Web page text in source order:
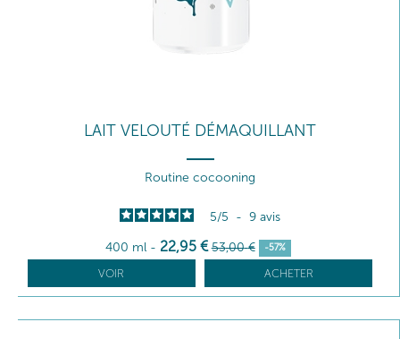
LAIT VELOUTÉ DÉMAQUILLANT
Routine cocooning
5/5 - 9 avis
400 ml - 22,95 € 53,00 € -57%
VOIR ACHETER